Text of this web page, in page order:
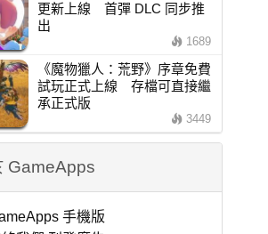
更新上線 首彈 DLC 同步推
出
1689
《魔物獵人：荒野》序章免費
試玩正式上線 存檔可直接繼
承正式版
3449
GameApps
手機版